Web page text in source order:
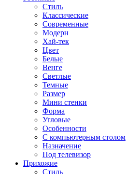
Стиль
Классические
Современные
Модерн
Хай-тек
Цвет
Белые
Венге
Светлые
Темные
Размер
Мини стенки
Форма
Угловые
Особенности
С компьютерным столом
Назначение
Под телевизор
Прихожие
Стиль